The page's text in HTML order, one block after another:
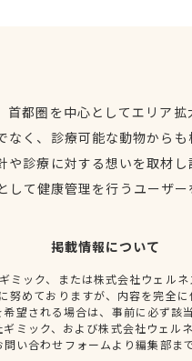
首都圏を中心としてエリア
なく、診療可能な動物から
や診療に対する想いを取材
して健康管理を行うユーザ
掲載情報について
ミック、または株式会社ウェル
努めておりますが、内容を完全
望される場合は、事前に必ず該
ミック、および株式会社ウェ
い合わせフォームより編集部ま